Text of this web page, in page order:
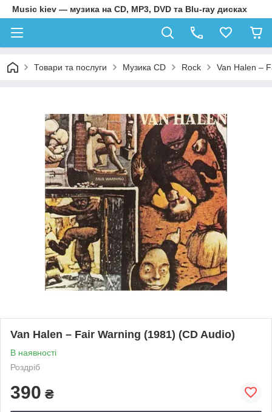
Music kiev — музика на CD, MP3, DVD та Blu-ray дисках
Товари та послуги Музика CD Rock Van Halen –
Van Halen – Fair Warning (1981) (CD Audio)
В наявності
Роздріб
390 ₴